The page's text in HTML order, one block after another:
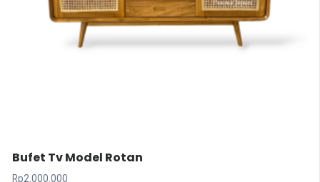
Bufet Tv Model Rotan
Rp2.000.000